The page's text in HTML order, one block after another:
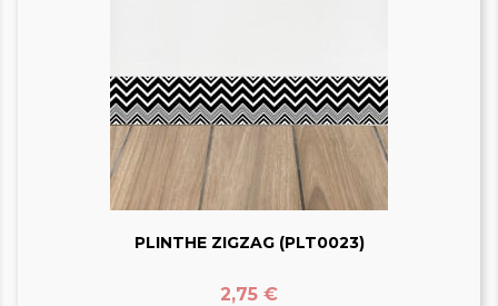
PLINTHE ZIGZAG (PLT0023)
Prix
2,75 €